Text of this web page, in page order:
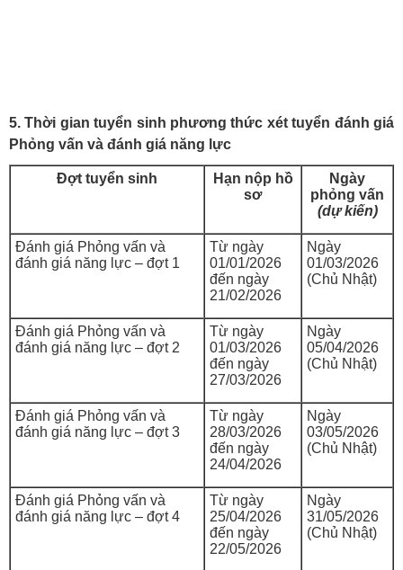
5. Thời gian tuyển sinh phương thức xét tuyển đánh giá
Phỏng vấn và đánh giá năng lực
Đợt tuyển sinh
Hạn nộp hồ
sơ
Ngày
phỏng vấn
(dự kiến)
Đánh giá Phỏng vấn và
đánh giá năng lực – đợt 1
Từ ngày
01/01/2026
đến ngày
21/02/2026
Ngày
01/03/2026
(Chủ Nhật)
Đánh giá Phỏng vấn và
đánh giá năng lực – đợt 2
Từ ngày
01/03/2026
đến ngày
27/03/2026
Ngày
05/04/2026
(Chủ Nhật)
Đánh giá Phỏng vấn và
đánh giá năng lực – đợt 3
Từ ngày
28/03/2026
đến ngày
24/04/2026
Ngày
03/05/2026
(Chủ Nhật)
Đánh giá Phỏng vấn và
đánh giá năng lực – đợt 4
Từ ngày
25/04/2026
đến ngày
22/05/2026
Ngày
31/05/2026
(Chủ Nhật)